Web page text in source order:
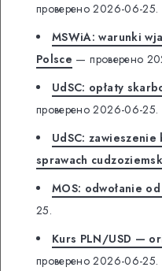
проверено 2026-06-25.
MSWiA: warunki
Polsce — проверено
UdSC: opłaty
проверено 2026-06-25.
UdSC:
sprawach
MOS: odwołanie
25.
Kurs PLN/USD —
проверено 2026-06-25.